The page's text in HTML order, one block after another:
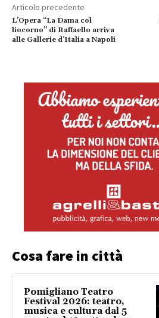
Articolo precedente
L’Opera “La Dama col
liocorno” di Raffaello arriva
alle Gallerie d’Italia a Napoli
Cosa fare in città
Pomigliano Teatro
Festival 2026: teatro,
musica e cultura dal 5